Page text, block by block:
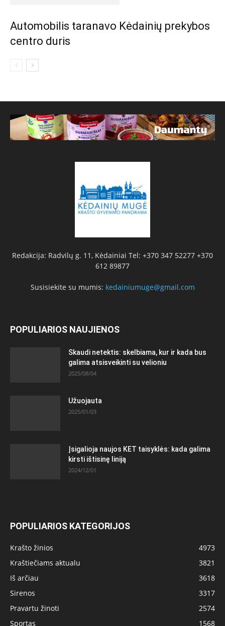
Automobilis taranavo Kėdainių prekybos
centro duris
Redakcija: Radvilų g. 11, Kėdainiai Tel: +370 347 52277 +370
612 89877
Susisiekite su mumis: kedainiumuge@gmail.com
POPULIARIOS NAUJIENOS
Skaudi netektis: skelbiama, kur ir kada bus
galima atsisveikinti su velioniu
2025/08/04
Užuojauta
2025/01/03
Įsigalioja naujos KET taisyklės: kada galima
kirsti ištisinę liniją
2024/12/01
POPULIARIOS KATEGORIJOS
Krašto žinios
4973
Kraštiečiams aktualu
3821
Iš arčiau
3618
Sirenos
3317
Pravartu žinoti
2574
Sportas
1568